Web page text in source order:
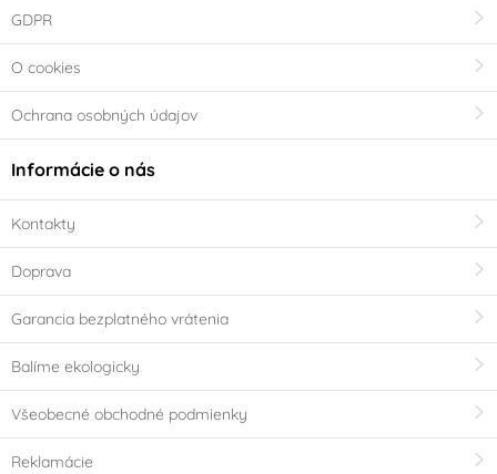
GDPR
O cookies
Ochrana osobných údajov
Informácie o nás
Kontakty
Doprava
Garancia bezplatného vrátenia
Balíme ekologicky
Všeobecné obchodné podmienky
Reklamácie